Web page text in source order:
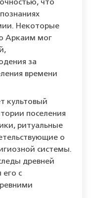
что
Некоторые
Аркаим мог
за
времени
культовый
поселения
ритуальные
о
системы.
древней
его с